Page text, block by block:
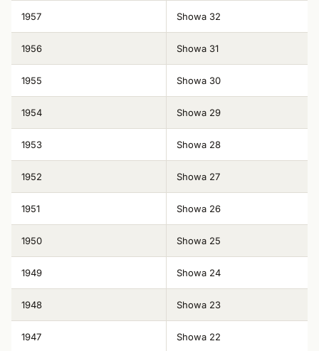
1957 Showa 32
1956 Showa 31
1955 Showa 30
1954 Showa 29
1953 Showa 28
1952 Showa 27
1951 Showa 26
1950 Showa 25
1949 Showa 24
1948 Showa 23
1947 Showa 22